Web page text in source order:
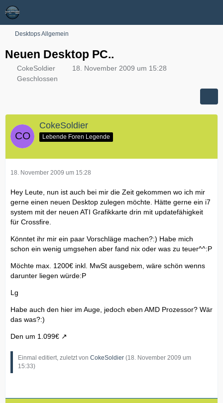
Desktops Allgemein
Neuen Desktop PC..
CokeSoldier
18. November 2009 um 15:28
Geschlossen
CokeSoldier
Lebende Foren Legende
18. November 2009 um 15:28
Hey Leute, nun ist auch bei mir die Zeit gekommen wo ich mir
gerne einen neuen Desktop zulegen möchte. Hätte gerne ein i7
system mit der neuen ATI Grafikkarte drin mit updatefähigkeit
für Crossfire.
Könntet ihr mir ein paar Vorschläge machen?:) Habe mich
schon ein wenig umgsehen aber fand nix oder was zu teuer^^:P
Möchte max. 1200€ inkl. MwSt ausgebem, wäre schön wenns
darunter liegen würde:P
Lg
Habe auch den hier im Auge, jedoch eben AMD Prozessor? Wär
das was?:)
Den um 1.099€
Einmal editiert, zuletzt von CokeSoldier (18. November 2009 um
15:33)